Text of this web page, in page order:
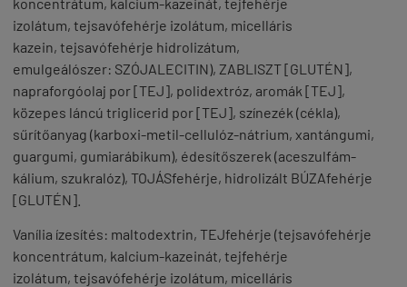
izolátum, tejsavófehérje izolátum, micelláris
kazein, tejsavófehérje hidrolizátum,
emulgeálószer: SZÓJALECITIN), ZABLISZT [GLUTÉN],
napraforgóolaj por [TEJ], polidextróz, aromák [TEJ],
közepes láncú triglicerid por [TEJ], színezék (cékla),
sűrítőanyag (karboxi-metil-cellulóz-nátrium, xantángumi,
guargumi, gumiarábikum), édesítőszerek (aceszulfám-
kálium, szukralóz), TOJÁSfehérje, hidrolizált BÚZAfehérje
[GLUTÉN].
Vanília ízesítés: maltodextrin, TEJfehérje (tejsavófehérje
koncentrátum, kalcium-kazeinát, tejfehérje
izolátum, tejsavófehérje izolátum, micelláris